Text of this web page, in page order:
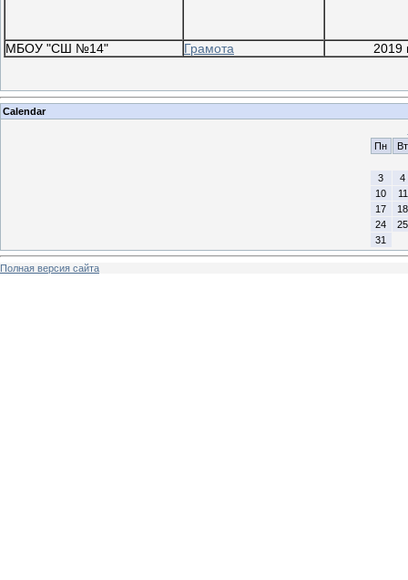
МБОУ "СШ №14" Грамота 2019
Calendar
Пн
Вт
3
4
10
11
17
18
24
25
31
Полная версия сайта